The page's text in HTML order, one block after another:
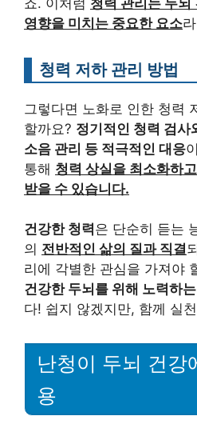
영향을 미치는 중요한 요소
청력 저하 관리 방법
그렇다면 노화로 인한 청력
할까요? 정기적인 청력 검사
소음 관리 등 적극적인 대응
통해 청력 상실을 최소화하
받을 수 있습니다.
건강한 청력은 단순히 듣는
의 전반적인 삶의 질과 직결
리에 각별한 관심을 가져야
건강한 두뇌를 위해 노력하
다! 쉽지 않겠지만, 함께 실
난청이 두뇌 건강
용